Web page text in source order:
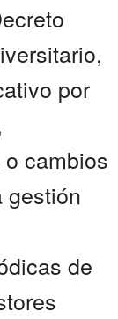
por
cambios
gestión
de